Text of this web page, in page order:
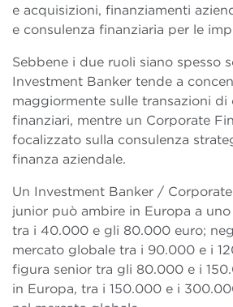
e acquisizioni, finanziamenti
e consulenza finanziaria per le
Sebbene i due ruoli siano spesso
Investment Banker tende a
maggiormente sulle transazioni di
finanziari, mentre un Corporate
focalizzato sulla consulenza
finanza aziendale.
Un Investment Banker /
junior può ambire in Europa a
tra i 40.000 e gli 80.000 euro;
mercato globale tra i 90.000 e i
figura senior tra gli 80.000 e i
in Europa, tra i 150.000 e i